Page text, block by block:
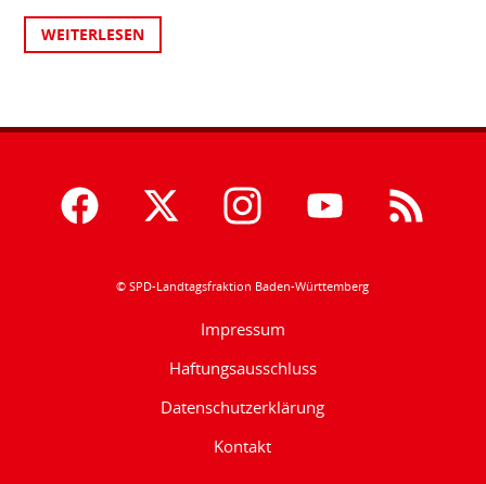
WEITERLESEN
© SPD-Landtagsfraktion Baden-Württemberg
Impressum
Haftungsausschluss
Datenschutzerklärung
Kontakt